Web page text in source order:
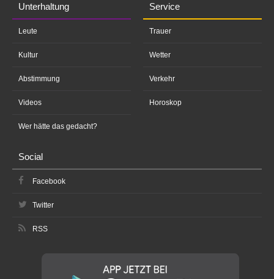
Unterhaltung
Leute
Kultur
Abstimmung
Videos
Wer hätte das gedacht?
Service
Trauer
Wetter
Verkehr
Horoskop
Social
Facebook
Twitter
RSS